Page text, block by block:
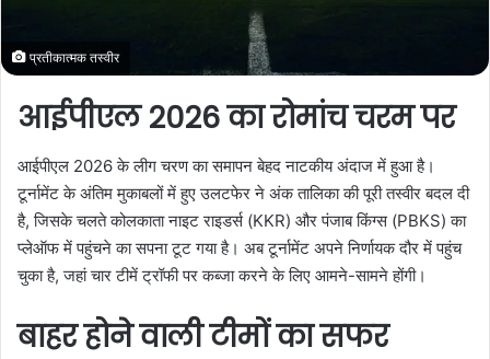
प्रतीकात्मक तस्वीर
आईपीएल 2026 का रोमांच चरम पर
आईपीएल 2026 के लीग चरण का समापन बेहद नाटकीय अंदाज में हुआ है।
टूर्नामेंट के अंतिम मुकाबलों में हुए उलटफेर ने अंक तालिका की पूरी तस्वीर बदल दी
है, जिसके चलते कोलकाता नाइट राइडर्स (KKR) और पंजाब किंग्स (PBKS) का
प्लेऑफ में पहुंचने का सपना टूट गया है। अब टूर्नामेंट अपने निर्णायक दौर में पहुंच
चुका है, जहां चार टीमें ट्रॉफी पर कब्जा करने के लिए आमने-सामने होंगी।
बाहर होने वाली टीमों का सफर